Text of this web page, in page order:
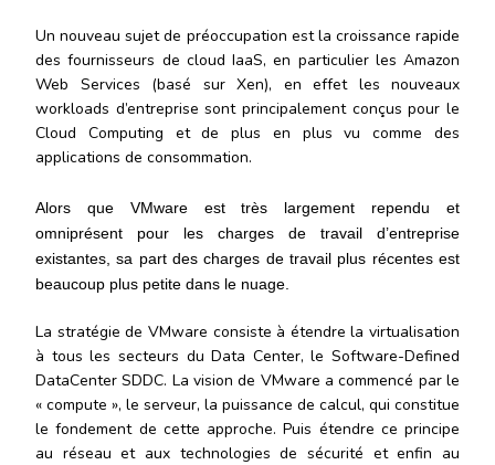
Un nouveau sujet de préoccupation est la croissance rapide
des fournisseurs de cloud IaaS, en particulier les Amazon
Web Services (basé sur Xen), en effet les nouveaux
workloads d’entreprise sont principalement conçus pour le
Cloud Computing et de plus en plus vu comme des
applications de consommation.
Alors que VMware est très largement rependu et
omniprésent pour les charges de travail d’entreprise
existantes, sa part des charges de travail plus récentes est
beaucoup plus petite dans le nuage.
La stratégie de VMware consiste à étendre la virtualisation
à tous les secteurs du Data Center, le Software-Defined
DataCenter SDDC. La vision de VMware a commencé par le
« compute », le serveur, la puissance de calcul, qui constitue
le fondement de cette approche. Puis étendre ce principe
au réseau et aux technologies de sécurité et enfin au